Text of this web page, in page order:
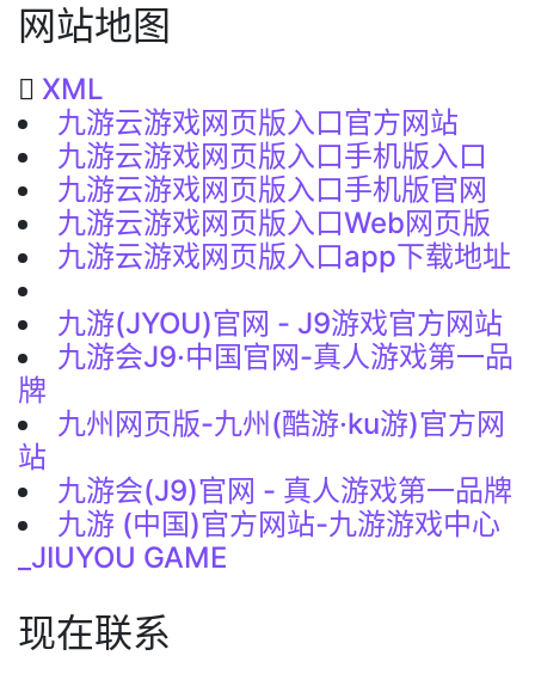
网站地图
XML
九游云游戏网页版入口官方网站
九游云游戏网页版入口手机版入口
九游云游戏网页版入口手机版官网
九游云游戏网页版入口Web网页版
九游云游戏网页版入口app下载地址
九游(JYOU)官网 - J9游戏官方网站
九游会J9·中国官网-真人游戏第一品
牌
九州网页版-九州(酷游·ku游)官方网
站
九游会(J9)官网 - 真人游戏第一品牌
九游 (中国)官方网站-九游游戏中心
_JIUYOU GAME
现在联系